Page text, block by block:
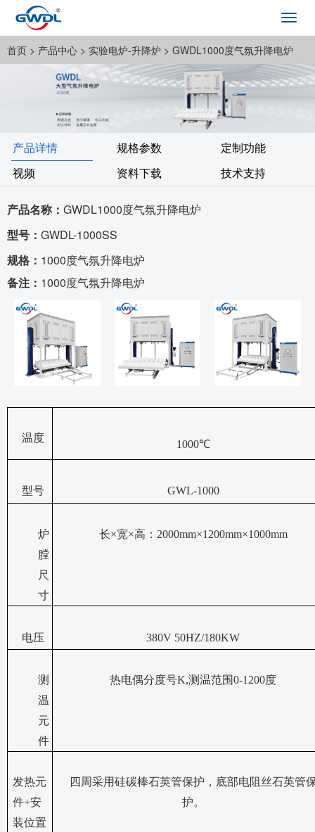
首页 > 产品中心 > 实验电炉-升降炉 > GWDL1000度气氛升降电炉
产品详情 规格参数
定制功能
视频
资料下载 技术支持
产品名称： GWDL1000度气氛升降电炉
型号： GWDL-1000SS
规格： 1000度气氛升降电炉
备注： 1000度气氛升降电炉
温度
1000℃
型号 GWL-1000
炉
膛
尺
寸
长×宽×高：2000mm×1200mm×1000mm
电压 380V 50HZ/180KW
测
温
元
件
热电偶分度号K,测温范围0-1200度
发热元
件+安
装位置
四周采用硅碳棒石英管保护，底部电阻丝石英管
护。